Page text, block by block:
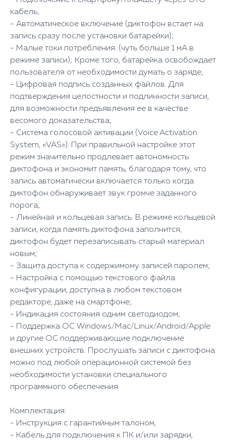
кабель;
- Автоматическое включение (диктофон встает на
запись сразу после установки батарейки);
- Малые токи потребления. (чуть больше 1 мА в
режиме записи); Кроме того, батарейка освобождает
пользователя от необходимости думать о заряде;
- Цифровая подпись созданных файлов. Для
подтверждения целостности и подлинности записи,
для возможности предъявления ее в качестве
весомого доказательства;
- Система голосовой активации (Voice Activation
System, «VAS»). При правильной настройке этот
режим значительно продлевает автономность
диктофона и экономит память, благодаря тому, что
запись автоматически включается только когда
диктофон обнаруживает звук громче заданного
порога;
- Линейная и кольцевая запись. В режиме кольцевой
записи, когда память диктофона заполнится,
диктофон будет перезаписывать старый материал
новым;
- Защита доступа к содержимому записей паролем;
- Настройка с помощью текстового файла
конфигурации, доступна в любом текстовом
редакторе, даже на смартфоне;
- Индикация состояния одним светодиодом;
- Поддержка ОС Windows/Mac/Linux/Android/Apple
и другие ОС поддерживающие подключение
внешних устройств. Прослушать записи с диктофона
можно под любой операционной системой без
необходимости установки специального
программного обеспечения
Комплектация:
- Инструкция с гарантийным талоном,
- Кабель для подключения к ПК и/или зарядки,